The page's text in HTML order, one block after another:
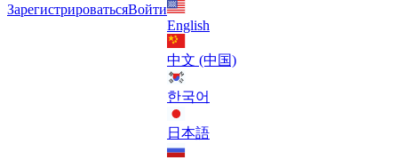
ЗарегистрироватьсяВойти
English
中文 (中国)
한국어
日本語